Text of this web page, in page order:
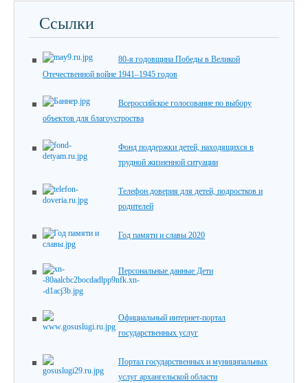
Ссылки
80-я годовщина Победы в Великой
Отечественной войне 1941–1945 годов
Всероссийское голосование по выбору
объектов для благоустроства
Фонд поддержки детей, находящихся в
трудной жизненной ситуации
Телефон доверия для детей, подростков и
родителей
Год памяти и славы 2020
Персональные данные Дети
Официальный интернет-портал
государственных услуг
Портал государственных и муниципальных
услуг архангельской области